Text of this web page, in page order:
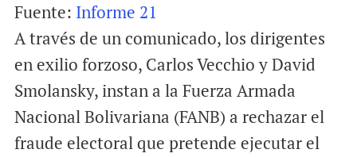
a
i
c
e
o
o
k
a
t
A
p
p
Fuente: Informe 21
A través de un comunicado, los dirigentes
en exilio forzoso, Carlos Vecchio y David
Smolansky, instan a la Fuerza Armada
Nacional Bolivariana (FANB) a rechazar el
fraude electoral que pretende ejecutar el